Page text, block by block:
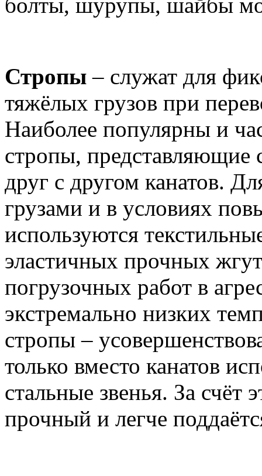
Стропы – служат для
тяжёлых грузов при
Наиболее популярны и
стропы, представляющие
друг с другом канатов.
грузами и в условиях
используются
эластичных прочных
погрузочных работ в
экстремально низких
стропы –
только вместо канатов
стальные звенья. За счёт
прочный и легче